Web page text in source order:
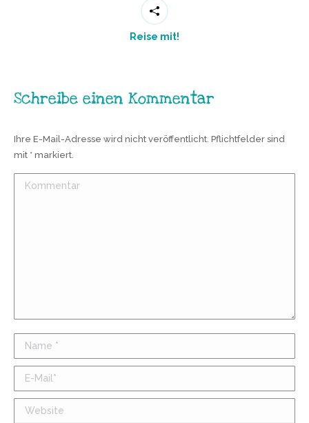
Reise mit!
Schreibe einen Kommentar
Ihre E-Mail-Adresse wird nicht veröffentlicht. Pflichtfelder sind
mit * markiert.
Kommentar
Name *
E-Mail *
Website